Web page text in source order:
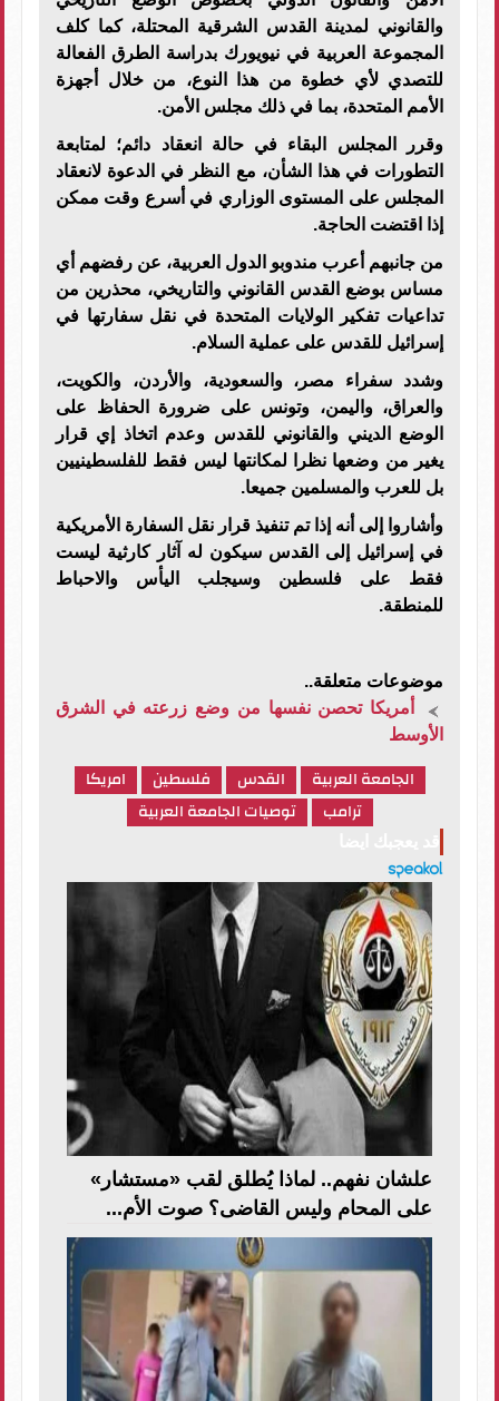
والقانوني لمدينة القدس الشرقية المحتلة، كما كلف
المجموعة العربية في نيويورك بدراسة الطرق الفعالة
للتصدي لأي خطوة من هذا النوع، من خلال أجهزة
الأمم المتحدة، بما في ذلك مجلس الأمن.
وقرر المجلس البقاء في حالة انعقاد دائم؛ لمتابعة
التطورات في هذا الشأن، مع النظر في الدعوة لانعقاد
المجلس على المستوى الوزاري في أسرع وقت ممكن
إذا اقتضت الحاجة.
من جانبهم أعرب مندوبو الدول العربية، عن رفضهم أي
مساس بوضع القدس القانوني والتاريخي، محذرين من
تداعيات تفكير الولايات المتحدة في نقل سفارتها في
إسرائيل للقدس على عملية السلام.
وشدد سفراء مصر، والسعودية، والأردن، والكويت،
والعراق، واليمن، وتونس على ضرورة الحفاظ على
الوضع الديني والقانوني للقدس وعدم اتخاذ إي قرار
يغير من وضعها نظرا لمكانتها ليس فقط للفلسطينيين
بل للعرب والمسلمين جميعا.
وأشاروا إلى أنه إذا تم تنفيذ قرار نقل السفارة الأمريكية
في إسرائيل إلى القدس سيكون له آثار كارثية ليست
فقط على فلسطين وسيجلب اليأس والاحباط
للمنطقة.
موضوعات متعلقة..
أمريكا تحصن نفسها من وضع زرعته في الشرق
الأوسط
الجامعة العربية القدس فلسطين
امريكا
ترامب
توصيات الجامعة العربية
علشان نفهم.. لماذا يُطلق لقب «مستشار»
على المحام وليس القاضى؟ صوت الأم...